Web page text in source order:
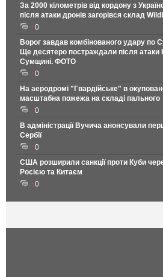
За 2000 кілометрів від кордону з
після атаки дронів загорівся склад
0
Ворог завдав комбінованого удару по
Ще десятеро постраждали після
Сумщині. ФОТО
0
На аеродромі "Гвардійське" в
масштабна пожежа на складі пального
0
В адміністрації Вучича анонсували
Сербії
0
США розширили санкції проти Куби
Росією та Китаєм
0